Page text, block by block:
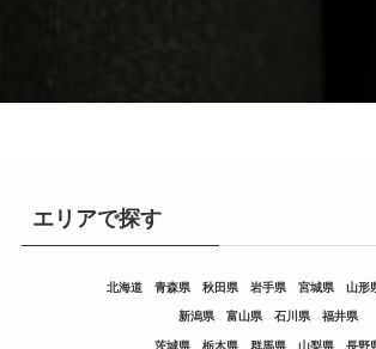
エリアで探す
北海道 青森県 秋田県 岩手県 宮城県 山形
新潟県 富山県 石川県 福井県
茨城県 栃木県 群馬県 山梨県 長野